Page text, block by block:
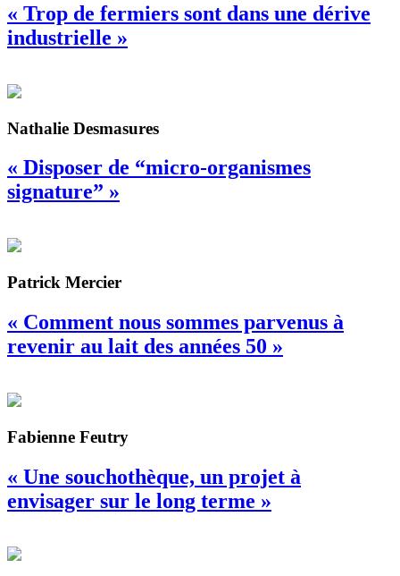
« Trop de fermiers sont dans une dérive
industrielle »
Nathalie Desmasures
« Disposer de “micro-organismes
signature” »
Patrick Mercier
« Comment nous sommes parvenus à
revenir au lait des années 50 »
Fabienne Feutry
« Une souchothèque, un projet à
envisager sur le long terme »